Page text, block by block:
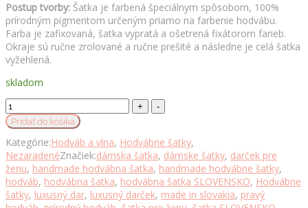
Postup tvorby: Šatka je farbená špeciálnym spôsobom, 100%
prírodným pigmentom určeným priamo na farbenie hodvábu.
Farba je zafixovaná, šatka vypratá a ošetrená fixátorom farieb.
Okraje sú ručne zrolované a ručne prešité a následne je celá šatka
vyžehlená.
skladom
Hodvábna
šatka
OKROVO-
HNEDÁ
90
x
90cm,
Ručná
Pridať do košíka
Kategórie:Hodváb a vlna, Hodvábne šatky,
NezaradenéZnačiek:dámska šatka, dámske šatky, darček pre
ženu, handmade hodvábna šatka, handmade hodvábne šatky,
hodváb, hodvábna šatka, hodvábna šatka SLOVENSKO, Hodvábne
šatky, luxusný dar, luxusný darček, made in slovakia, pravý